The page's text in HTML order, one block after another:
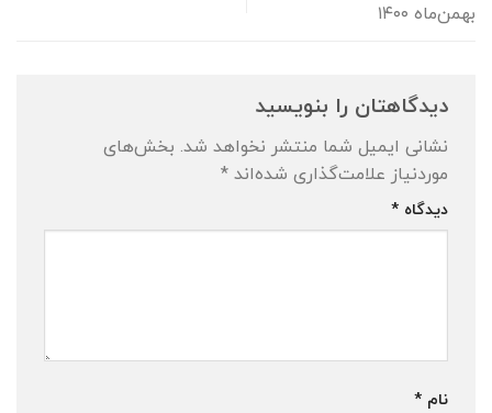
بهمن‌ماه ۱۴۰۰
دیدگاهتان را بنویسید
نشانی ایمیل شما منتشر نخواهد شد. بخش‌های
موردنیاز علامت‌گذاری شده‌اند *
دیدگاه *
نام *